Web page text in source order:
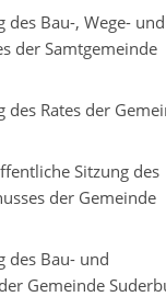
Bau-, Wege- und
der Samtgemeinde
des Rates der
Sitzung des
der Gemeinde
des Bau- und
Gemeinde